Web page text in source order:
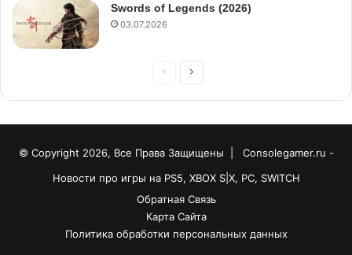
Swords of Legends (2026)
03.07.2026
© Copyright 2026, Все Права Защищены |
Consolegamer.ru -
Новости про игры на PS5, XBOX S|X, PC, SWITCH
Обратная Связь
Карта Сайта
Политика обработки персональных данных